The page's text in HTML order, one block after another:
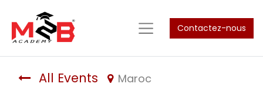
Contactez-nous
All Events Maroc